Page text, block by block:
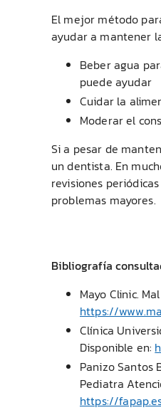
El mejor método
ayudar a mantener
Beber agua
puede ayudar
Cuidar la
Moderar el
Si a pesar de
un dentista. En
revisiones
problemas mayores.
Bibliografía
Mayo Clinic.
https://
Clínica
Disponible en:
Panizo Santos
Pediatra
https://